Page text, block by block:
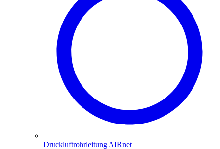
Druckluftrohrleitung AIRnet